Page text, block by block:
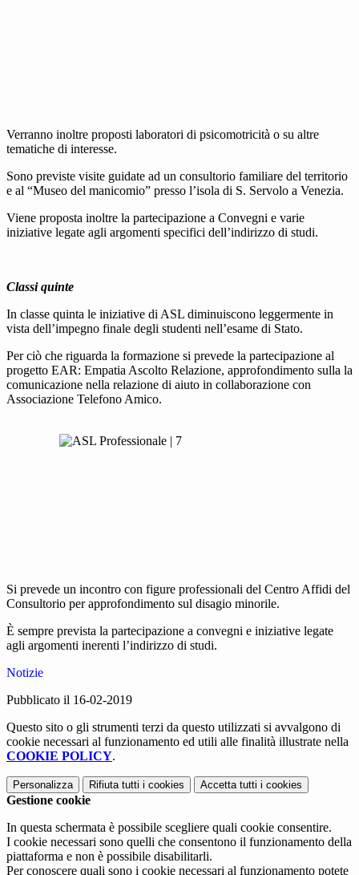
Verranno inoltre proposti laboratori di psicomotricità o su altre
tematiche di interesse.
Sono previste visite guidate ad un consultorio familiare del territorio
e al “Museo del manicomio” presso l’isola di S. Servolo a Venezia.
Viene proposta inoltre la partecipazione a Convegni e varie
iniziative legate agli argomenti specifici dell’indirizzo di studi.
Classi quinte
In classe quinta le iniziative di ASL diminuiscono leggermente in
vista dell’impegno finale degli studenti nell’esame di Stato.
Per ciò che riguarda la formazione si prevede la partecipazione al
progetto EAR: Empatia Ascolto Relazione, approfondimento sulla la
comunicazione nella relazione di aiuto in collaborazione con
Associazione Telefono Amico.
Si prevede un incontro con figure professionali del Centro Affidi del
Consultorio per approfondimento sul disagio minorile.
È sempre prevista la partecipazione a convegni e iniziative legate
agli argomenti inerenti l’indirizzo di studi.
Notizie
Pubblicato il 16-02-2019
Questo sito o gli strumenti terzi da questo utilizzati si avvalgono di
cookie necessari al funzionamento ed utili alle finalità illustrate nella
COOKIE POLICY.
Personalizza Rifiuta tutti i cookies Accetta tutti i cookies
Gestione cookie
In questa schermata è possibile scegliere quali cookie consentire.
I cookie necessari sono quelli che consentono il funzionamento della
piattaforma e non è possibile disabilitarli.
Per conoscere quali sono i cookie necessari al funzionamento potete